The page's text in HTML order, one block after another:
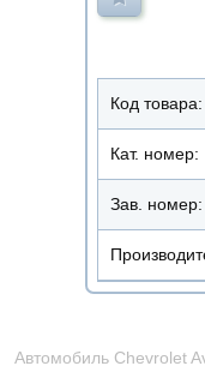
Код товара:
Кат. номер:
Зав. номер:
Автомобиль Chevrolet